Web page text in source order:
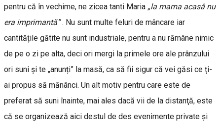
pentru că în vechime, ne zicea tanti Maria „la mama acasă nu
era imprimantă”. Nu sunt multe feluri de mâncare iar
cantitățile gătite nu sunt industriale, pentru a nu rămâne nimic
de pe o zi pe alta, deci ori mergi la primele ore ale prânzului
ori suni și te „anunți” la masă, ca să fii sigur că vei găsi ce ți-
ai propus să mănânci. Un alt motiv pentru care este de
preferat să suni înainte, mai ales dacă vii de la distanţă, este
că se organizează aici destul de des evenimente private şi